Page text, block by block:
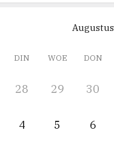
Augustus
DIN WOE DON
28 29 30
4 5 6